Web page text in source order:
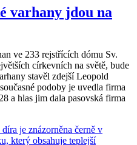
varhany jdou na
ve 233 rejstřících dómu Sv.
církevních na světě, bude
stavěl zdejší Leopold
podoby je uvedla firma
a hlas jim dala pasovská firma